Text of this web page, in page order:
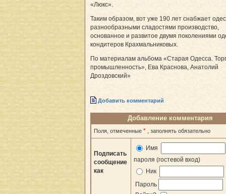
«Люкс».
Таким образом, вот уже 190 лет снабжает
разнообразными сладостями производство,
основанное и развитое двумя поколениями
кондитеров Крахмальниковых.
По материалам альбома «Старая Одесса.
промышленность», Ева Краснова, Анатолий
Дроздовский»
Добавить комментарий
Добавление комментария
Поля, отмеченные * , заполнять обязательно
Подписать
сообщение
как
Имя
пароля (гостевой вход)
Ник
Пароль